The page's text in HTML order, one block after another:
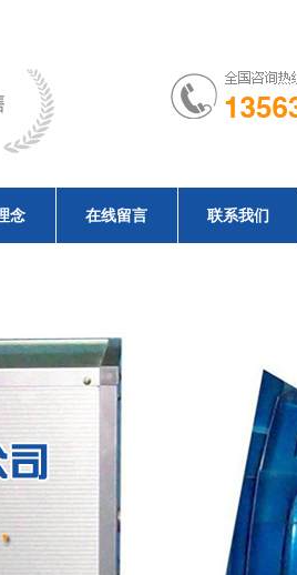
念 在线留言 联系我们